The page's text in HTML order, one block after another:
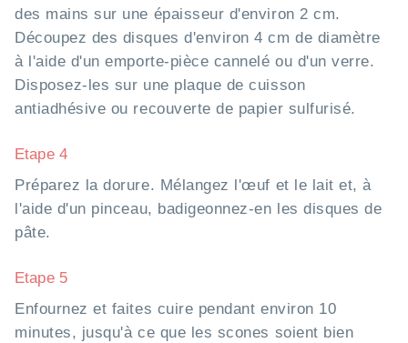
des mains sur une épaisseur d'environ 2 cm.
Découpez des disques d'environ 4 cm de diamètre
à l'aide d'un emporte-pièce cannelé ou d'un verre.
Disposez-les sur une plaque de cuisson
antiadhésive ou recouverte de papier sulfurisé.
Etape 4
Préparez la dorure. Mélangez l'œuf et le lait et, à
l'aide d'un pinceau, badigeonnez-en les disques de
pâte.
Etape 5
Enfournez et faites cuire pendant environ 10
minutes, jusqu'à ce que les scones soient bien